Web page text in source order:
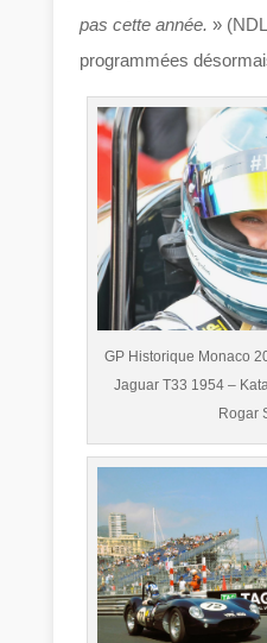
pas cette année. »
programmées
GP Historique Monaco
Jaguar T33 1954 –
Rogar